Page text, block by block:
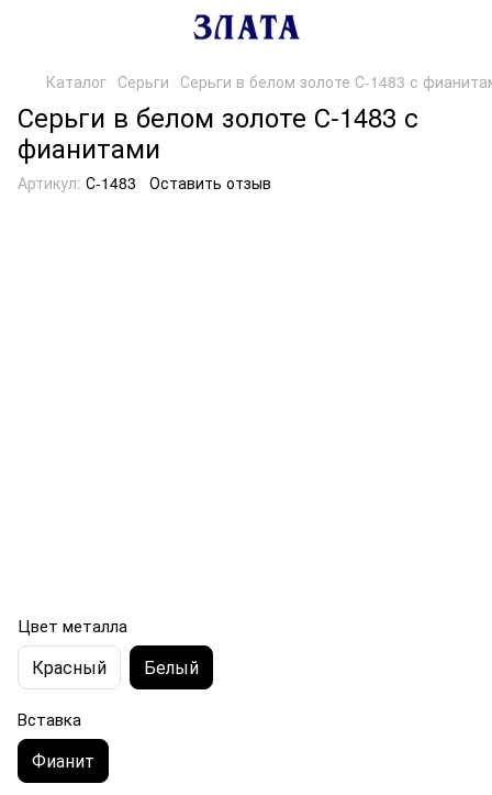
Каталог Серьги Серьги в белом золоте С-1483 с
Серьги в белом золоте С-1483 с
фианитами
Артикул: С-1483 Оставить отзыв
Цвет металла
Красный Белый
Вставка
Фианит